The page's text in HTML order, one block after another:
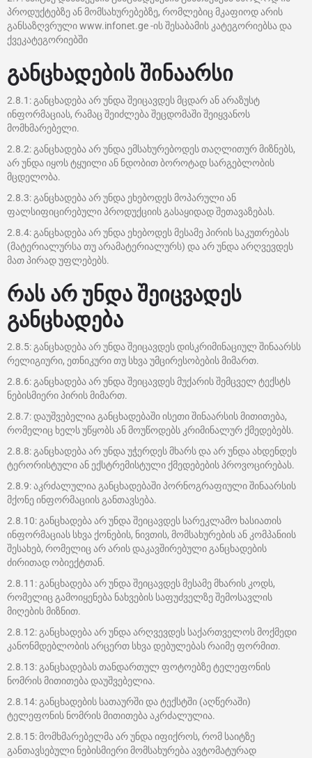
პროდუქტებზე ან მომსახურებებზე, რომლებიც მკაფიოდ არის
განსაზღვრული www.infonet.ge -ის შესაბამის კატეგორიებსა და
ქვეკატეგორიებში
განცხადების შინაარსი
2.8.1: განცხადება არ უნდა შეიცავდეს მცდარ ან არაზუსტ
ინფორმაციას, რამაც შეიძლება შეცდომაში შეიყვანოს
მომხმარებელი.
2.8.2: განცხადება არ უნდა ემსახურებოდეს თაღლითურ მიზნებს,
არ უნდა იყოს ტყუილი ან ნდობით ბოროტად სარგებლობის
მცდელობა.
2.8.3: განცხადება არ უნდა ეხებოდეს მოპარული ან
ფალსიფიცირებული პროდუქციის გასაყიდად შეთავაზებას.
2.8.4: განცხადება არ უნდა ეხებოდეს მესამე პირის საკუთრებას
(მატერიალურსა თუ არამატერიალურს) და არ უნდა არღვევდეს
მათ პირად უფლებებს.
რას არ უნდა შეიცვადეს
განცხადება
2.8.5: განცხადება არ უნდა შეიცავდეს დისკრიმინაციულ შინაარსს
რელიგიური, ეთნიკური თუ სხვა უმცირესობების მიმართ.
2.8.6: განცხადება არ უნდა შეიცავდეს მუქარის შემცველ ტექსტს
ნებისმიერი პირის მიმართ.
2.8.7: დაუშვებელია განცხადებაში ისეთი შინაარსის მითითება,
რომელიც ხელს უწყობს ან მოუწოდებს კრიმინალურ ქმედებებს.
2.8.8: განცხადება არ უნდა უჭერდეს მხარს და არ უნდა ახდენდეს
ტერორისტული ან ექსტრემისტული ქმედებების პროვოცირებას.
2.8.9: აკრძალულია განცხადებაში პორნოგრაფიული შინაარსის
მქონე ინფორმაციის განთავსება.
2.8.10: განცხადება არ უნდა შეიცავდეს სარეკლამო ხასიათის
ინფორმაციას სხვა ქონების, ნივთის, მომსახურების ან კომპანიის
შესახებ, რომელიც არ არის დაკავშირებული განცხადების
ძირითად ობიექტთან.
2.8.11: განცხადება არ უნდა შეიცავდეს მესამე მხარის კოდს,
რომელიც გამოიყენება ნახვების საფუძველზე შემოსავლის
მიღების მიზნით.
2.8.12: განცხადება არ უნდა არღვევდეს საქართველოს მოქმედი
კანონმდებლობის არცერთ სხვა დებულებას რაიმე ფორმით.
2.8.13: განცხადებას თანდართულ ფოტოებზე ტელეფონის
ნომრის მითითება დაუშვებელია.
2.8.14: განცხადების სათაურში და ტექსტში (აღწერაში)
ტელეფონის ნომრის მითითება აკრძალულია.
2.8.15: მომხმარებელმა არ უნდა იფიქროს, რომ საიტზე
განთავსებული ნებისმიერი მომსახურება ავტომატურად